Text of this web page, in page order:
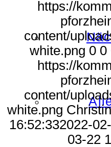
https://
content/
white.png 0 0
https://
content/
white.png
16:52:332022-
03-22